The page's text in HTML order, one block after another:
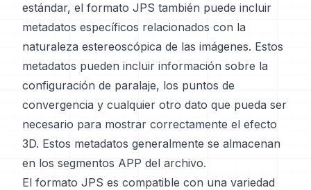
estándar, el formato JPS también puede incluir
metadatos específicos relacionados con la
naturaleza estereoscópica de las imágenes. Estos
metadatos pueden incluir información sobre la
configuración de paralaje, los puntos de
convergencia y cualquier otro dato que pueda ser
necesario para mostrar correctamente el efecto
3D. Estos metadatos generalmente se almacenan
en los segmentos APP del archivo.
El formato JPS es compatible con una variedad